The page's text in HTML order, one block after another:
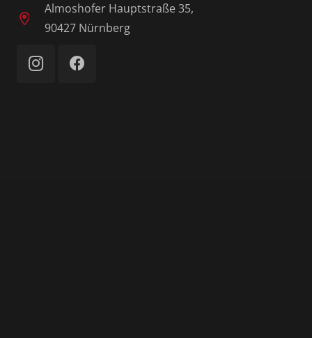
Almoshofer Hauptstraße 35,
90427 Nürnberg